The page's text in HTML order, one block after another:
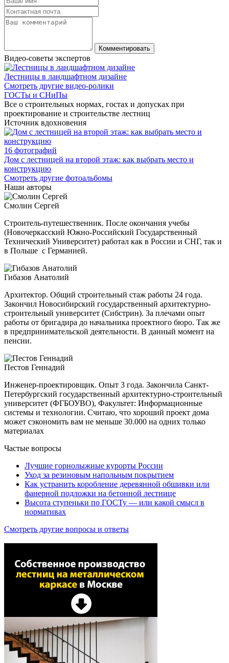
Видео-советы экспертов
Лестницы в ландшафтном дизайне
Смотреть другие видео-ролики
ГОСТы и СНиПы
Все о строительных нормах, гостах и допусках при
проектирование и строительстве лестниц
Источник вдохновения
16 фотографий
Дом с лестницей на второй этаж: как выбрать место и
конструкцию
Смотреть другие фотоальбомы
Наши авторы
Смолин Сергей
Строитель-путешественник. После окончания учебы
(Новочеркасский Южно-Российский Государственный
Технический Университет) работал как в России и СНГ, так и
в Польше с Германией.
Гибазов Анатолий
Архитектор. Общий строительный стаж работы 24 года.
Закончил Новосибирский государственный архитектурно-
строительный университет (Сибстрин). За плечами опыт
работы от бригадира до начальника проектного бюро. Так же
в предпринимательской деятельности. В данный момент на
пенсии.
Пестов Геннадий
Инженер-проектировщик. Опыт 3 года. Закончила Санкт-
Петербургский государственный архитектурно-строительный
университет (ФГБОУВО), Факультет: Информационные
системы и технологии. Считаю, что хороший проект дома
может сэкономить вам не меньше 30.000 на одних только
материалах
Частые вопросы
Лучшие горнолыжные курорты России
Уход за резиновым напольным покрытием
Как устранить коробление деревянной обшивки или
фанерной подложки на бетонной лестнице
Высота ступеньки по ГОСТу — или какой смысл в
нормативах
Смотреть другие вопросы и ответы